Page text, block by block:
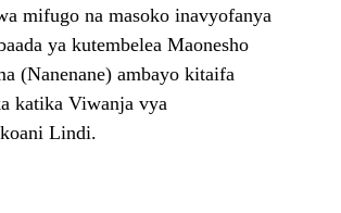
mifugo na masoko inavyofanya
ya kutembelea Maonesho
(Nanenane) ambayo kitaifa
katika Viwanja vya
Lindi.